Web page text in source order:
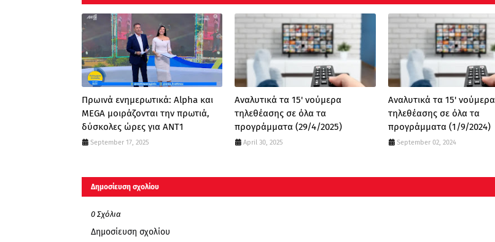
Πρωινά ενημερωτικά: Alpha και
MEGA μοιράζονται την πρωτιά,
δύσκολες ώρες για ΑΝΤ1
September 17, 2025
Αναλυτικά τα 15' νούμερα
τηλεθέασης σε όλα τα
προγράμματα (29/4/2025)
April 30, 2025
Αναλυτικά τα 15' νούμερα
τηλεθέασης σε όλα τα
προγράμματα (1/9/2024)
September 02, 2024
Δημοσίευση σχολίου
0 Σχόλια
Δημοσίευση σχολίου